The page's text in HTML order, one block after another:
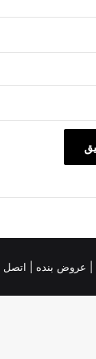
عروض بنده | اتصل